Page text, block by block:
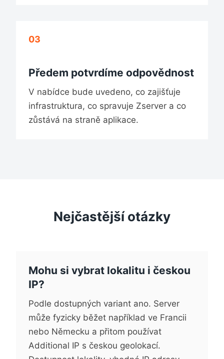
03
Předem potvrdíme odpovědnost
V nabídce bude uvedeno, co zajišťuje
infrastruktura, co spravuje Zserver a co
zůstává na straně aplikace.
Nejčastější otázky
Mohu si vybrat lokalitu i českou
IP?
Podle dostupných variant ano. Server
může fyzicky běžet například ve Francii
nebo Německu a přitom používat
Additional IP s českou geolokací.